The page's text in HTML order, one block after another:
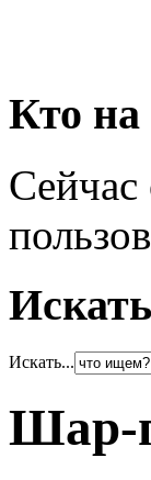
Кто на
Сейчас
Искать...
Шар-